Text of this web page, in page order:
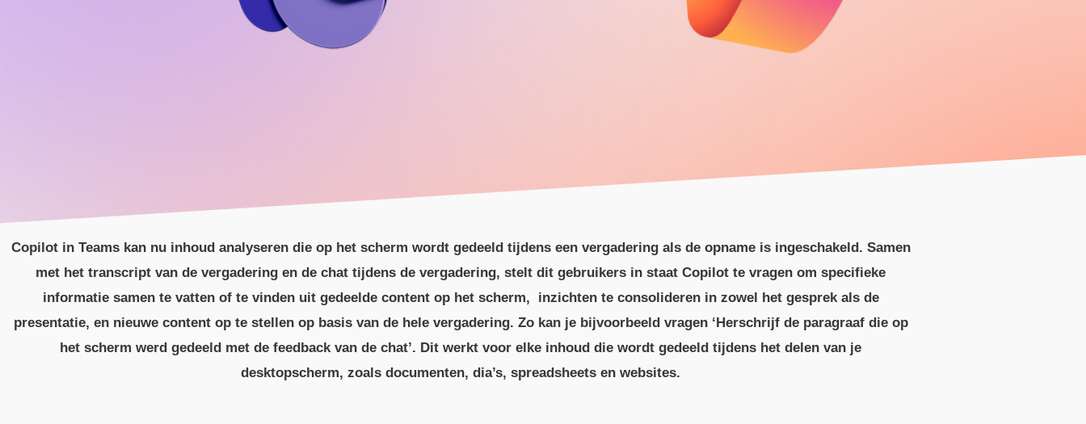
Copilot in Teams kan nu inhoud analyseren die op het scherm wordt gedeeld tijdens een vergadering als de opname is ingeschakeld. Samen
met het transcript van de vergadering en de chat tijdens de vergadering, stelt dit gebruikers in staat Copilot te vragen om specifieke
informatie samen te vatten of te vinden uit gedeelde content op het scherm, inzichten te consolideren in zowel het gesprek als de
presentatie, en nieuwe content op te stellen op basis van de hele vergadering. Zo kan je bijvoorbeeld vragen ‘Herschrijf de paragraaf die op
het scherm werd gedeeld met de feedback van de chat’. Dit werkt voor elke inhoud die wordt gedeeld tijdens het delen van je
desktopscherm, zoals documenten, dia’s, spreadsheets en websites.